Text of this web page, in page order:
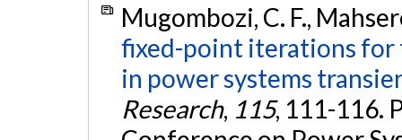
Mugombozi, C. F.,
fixed-point iterations
in power systems
Research, 115, 111-116.